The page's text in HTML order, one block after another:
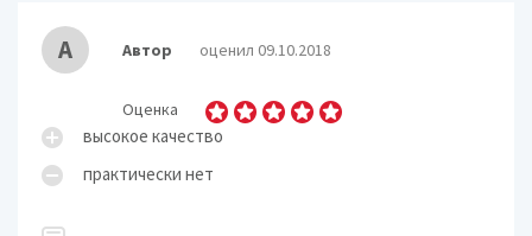
А Автор оценил 09.10.2018
Оценка
высокое качество
практически нет